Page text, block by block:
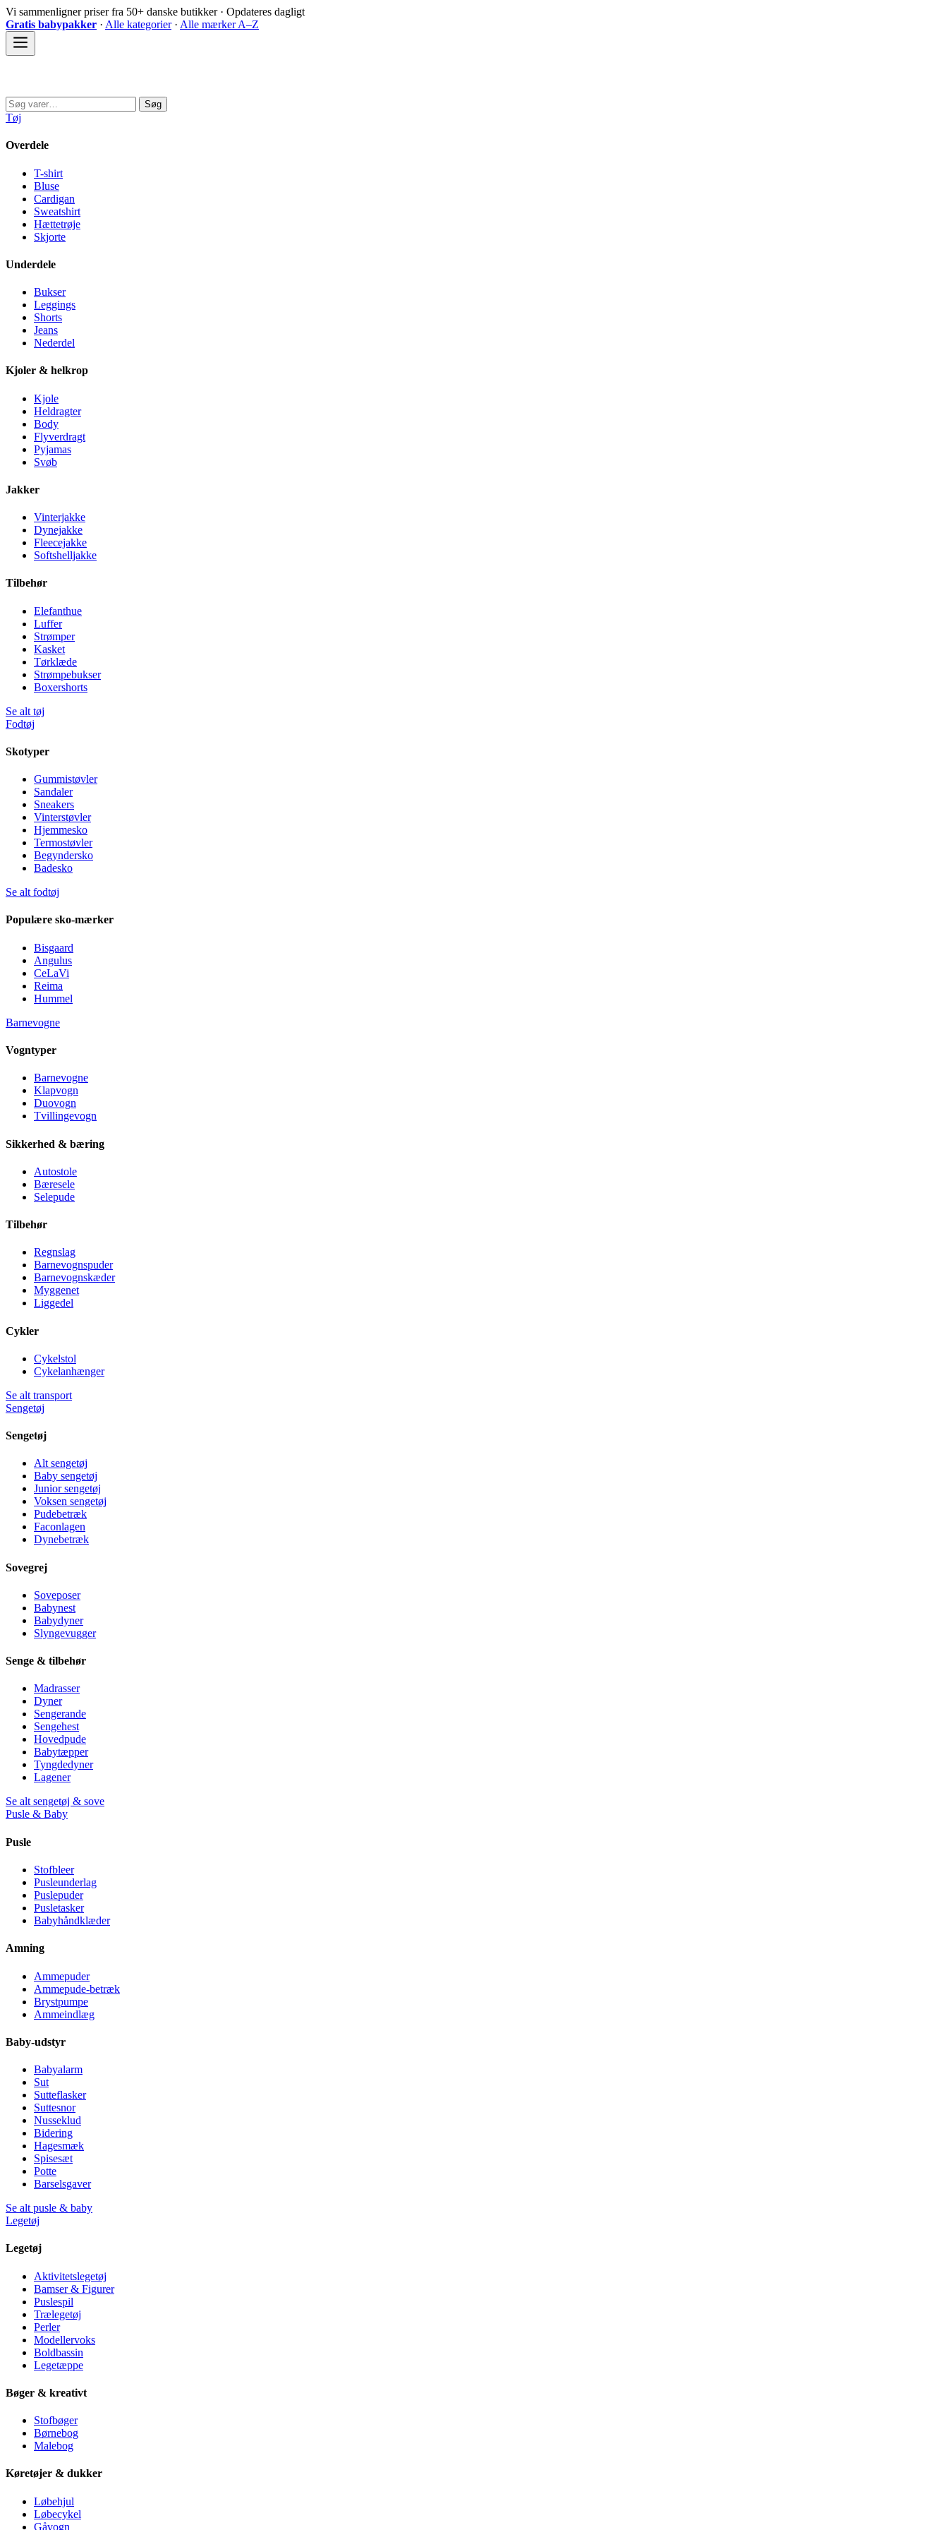
Spring
til
indhold
Vi sammenligner priser fra 50+ danske butikker · Opdateres dagligt
Gratis babypakker · Alle kategorier· Alle mærker A–Z
Søg
efter:
Søg
Tøj
Overdele
T-shirt
Bluse
Cardigan
Sweatshirt
Hættetrøje
Skjorte
Underdele
Bukser
Leggings
Shorts
Jeans
Nederdel
Kjoler & helkrop
Kjole
Heldragter
Body
Flyverdragt
Pyjamas
Svøb
Jakker
Vinterjakke
Dynejakke
Fleecejakke
Softshelljakke
Tilbehør
Elefanthue
Luffer
Strømper
Kasket
Tørklæde
Strømpebukser
Boxershorts
Se alt tøj
Fodtøj
Skotyper
Gummistøvler
Sandaler
Sneakers
Vinterstøvler
Hjemmesko
Termostøvler
Begyndersko
Badesko
Se alt fodtøj
Populære sko-mærker
Bisgaard
Angulus
CeLaVi
Reima
Hummel
Barnevogne
Vogntyper
Barnevogne
Klapvogn
Duovogn
Tvillingevogn
Sikkerhed & bæring
Autostole
Bæresele
Selepude
Tilbehør
Regnslag
Barnevognspuder
Barnevognskæder
Myggenet
Liggedel
Cykler
Cykelstol
Cykelanhænger
Se alt transport
Sengetøj
Sengetøj
Alt sengetøj
Baby sengetøj
Junior sengetøj
Voksen sengetøj
Pudebetræk
Faconlagen
Dynebetræk
Sovegrej
Soveposer
Babynest
Babydyner
Slyngevugger
Senge & tilbehør
Madrasser
Dyner
Sengerande
Sengehest
Hovedpude
Babytæpper
Tyngdedyner
Lagener
Se alt sengetøj & sove
Pusle & Baby
Pusle
Stofbleer
Pusleunderlag
Puslepuder
Pusletasker
Babyhåndklæder
Amning
Ammepuder
Ammepude-betræk
Brystpumpe
Ammeindlæg
Baby-udstyr
Babyalarm
Sut
Sutteflasker
Suttesnor
Nusseklud
Bidering
Hagesmæk
Spisesæt
Potte
Barselsgaver
Se alt pusle & baby
Legetøj
Legetøj
Aktivitetslegetøj
Bamser & Figurer
Puslespil
Trælegetøj
Perler
Modellervoks
Boldbassin
Legetæppe
Bøger & kreativt
Stofbøger
Børnebog
Malebog
Køretøjer & dukker
Løbehjul
Løbecykel
Gåvogn